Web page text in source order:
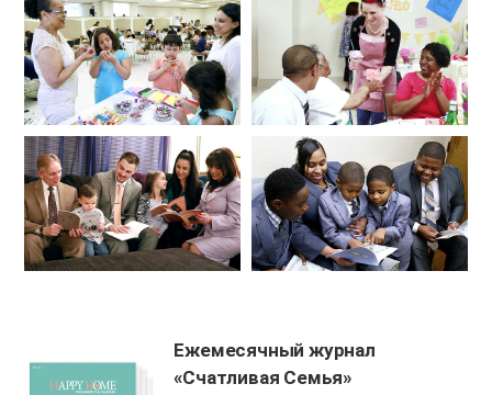
Ежемесячный журнал
«Счатливая Семья»